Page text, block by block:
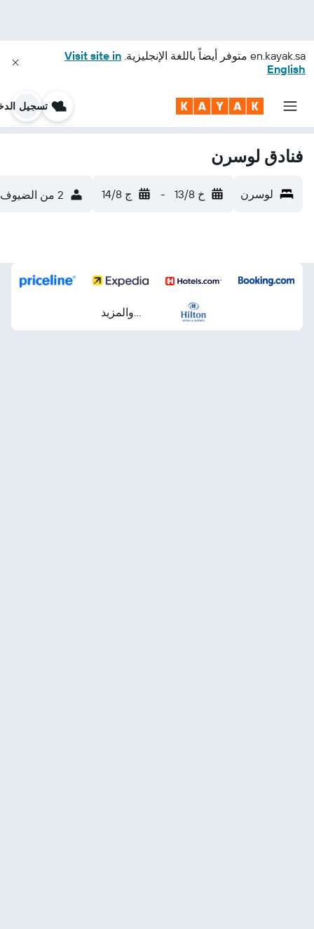
en.kayak.sa متوفر أيضاً باللغة الإنجليزية. Visit site in
English
تسجيل
فنادق لوسرن
لوسرن خ 13/8 - ج 14/8 2 من الضيوف، غرفة واحدة
...والمزيد